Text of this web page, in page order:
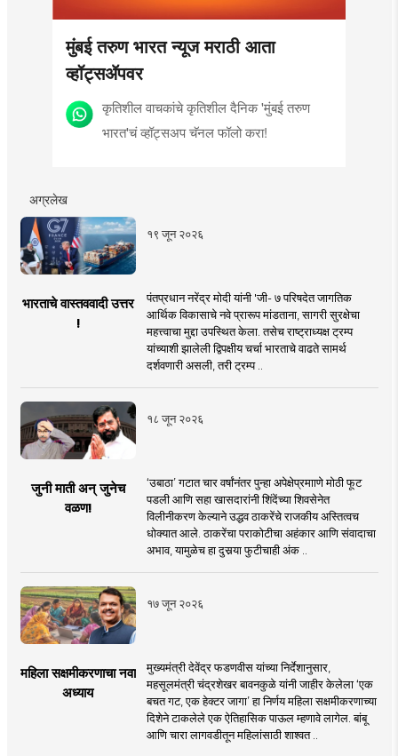
मुंबई तरुण भारत न्यूज मराठी आता
व्हॉट्सॲपवर
कृतिशील वाचकांचे कृतिशील दैनिक 'मुंबई तरुण
भारत'चं व्हॉट्सअप चॅनल फॉलो करा!
अग्रलेख
१९ जून २०२६
भारताचे वास्तववादी उत्तर
!
पंतप्रधान नरेंद्र मोदी यांनी 'जी- ७ परिषदेत जागतिक
आर्थिक विकासाचे नवे प्रारूप मांडताना, सागरी सुरक्षेचा
महत्त्वाचा मुद्दा उपस्थित केला. तसेच राष्ट्राध्यक्ष ट्रम्प
यांच्याशी झालेली द्विपक्षीय चर्चा भारताचे वाढते सामर्थ
दर्शवणारी असली, तरी ट्रम्प ..
१८ जून २०२६
जुनी माती अन् जुनेच
वळण!
‘उबाठा’ गटात चार वर्षांनंतर पुन्हा अपेक्षेप्रमााणे मोठी फूट
पडली आणि सहा खासदारांनी शिंदेंच्या शिवसेनेत
विलीनीकरण केल्याने उद्धव ठाकरेंचे राजकीय अस्तित्वच
धोक्यात आले. ठाकरेंचा पराकोटीचा अहंकार आणि संवादाचा
अभाव, यामुळेच हा दुसर्‍या फुटीचाही अंक ..
१७ जून २०२६
महिला सक्षमीकरणाचा नवा
अध्याय
मुख्यमंत्री देवेंद्र फडणवीस यांच्या निर्देशानुसार,
महसूलमंत्री चंद्रशेखर बावनकुळे यांनी जाहीर केलेला ‘एक
बचत गट, एक हेक्टर जागा’ हा निर्णय महिला सक्षमीकरणाच्या
दिशेने टाकलेले एक ऐतिहासिक पाऊल म्हणावे लागेल. बांबू
आणि चारा लागवडीतून महिलांसाठी शाश्वत ..